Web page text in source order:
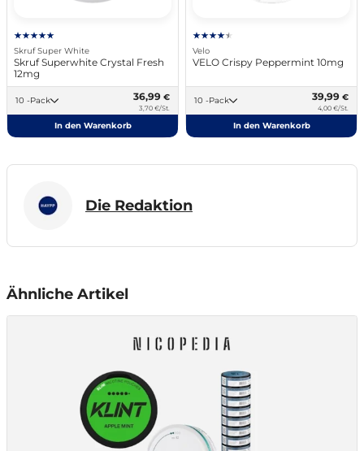
Skruf Super White
Skruf Superwhite Crystal Fresh
12mg
10 -Pack 36,99 €
3,70 €/St.
In den Warenkorb
Velo
VELO Crispy Peppermint 10mg
10 -Pack 39,99 €
4,00 €/St.
In den Warenkorb
Die Redaktion
Ähnliche Artikel